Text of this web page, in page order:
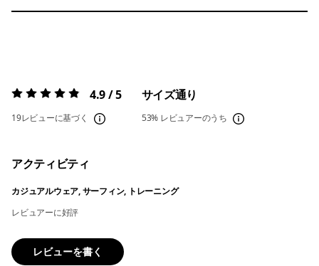
評価:4.9 / 5 4.9 / 5
19レビューに基づく
サイズ通り
53% レビュアーのうち
アクティビティ
カジュアルウェア, サーフィン, トレーニング
レビュアーに好評
レビューを書く